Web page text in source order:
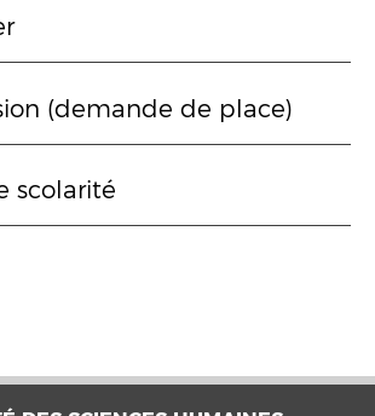
(demande de place)
scolarité